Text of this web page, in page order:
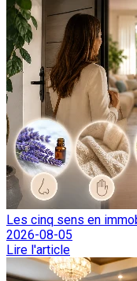
Les cinq sens en
2026-08-05
Lire l'article